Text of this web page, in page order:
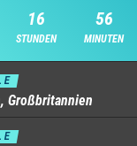
16
STUNDEN
56
MINUTEN
E
Großbritannien
E